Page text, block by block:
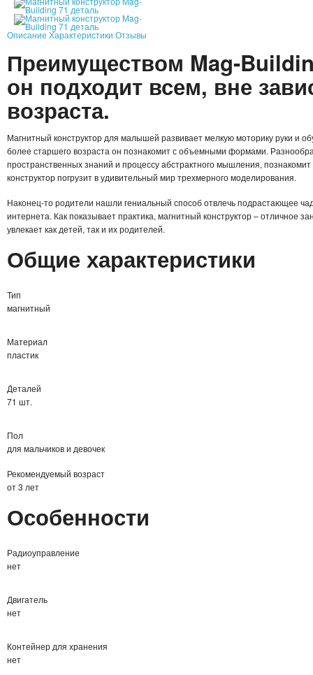
Описание Характеристики Отзывы
Преимуществом Mag-
он подходит всем, вне
возраста.
Магнитный конструктор для малышей развивает мелкую моторику руки и
более старшего возраста он познакомит с объемными формами.
пространственных знаний и процессу абстрактного мышления,
конструктор погрузит в удивительный мир трехмерного моделирования.
Наконец-то родители нашли гениальный способ отвлечь подрастающее
интернета. Как показывает практика, магнитный конструктор – отличное
увлекает как детей, так и их родителей.
Общие характеристики
Тип
магнитный
Материал
пластик
Деталей
71 шт.
Пол
для мальчиков и девочек
Рекомендуемый возраст
от 3 лет
Особенности
Радиоуправление
нет
Двигатель
нет
Контейнер для хранения
нет